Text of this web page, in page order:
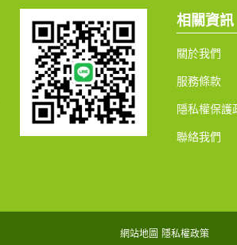
相關資訊
關於我們
服務條款
隱私權保護
聯絡我們
網站地圖 隱私權政策